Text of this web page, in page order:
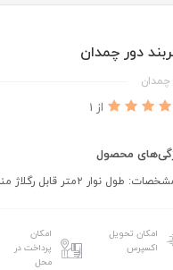
دور چمدان
چمدان
از 1
محصول
طول نوار ۲متر قابل رگلاژ مناسب برای همه سایز چمدان ها
امکان تحویل
اکسپرس
امکان
پرداخت در
محل